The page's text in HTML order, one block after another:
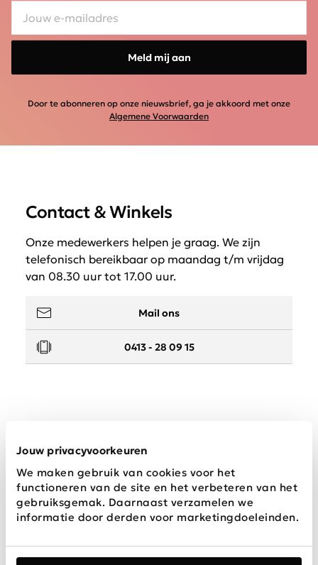
Jouw privacyvoorkeuren
We maken gebruik van cookies voor het
functioneren van de site en het verbeteren van het
gebruiksgemak. Daarnaast verzamelen we
informatie door derden voor marketingdoeleinden.
Meld mij aan
Door te abonneren op onze nieuwsbrief, ga je akkoord met onze
Algemene Voorwaarden
Contact & Winkels
Onze medewerkers helpen je graag. We zijn
telefonisch bereikbaar op maandag t/m vrijdag
van 08.30 uur tot 17.00 uur.
Mail ons
0413 - 28 09 15
Wij zijn Schijvens mode